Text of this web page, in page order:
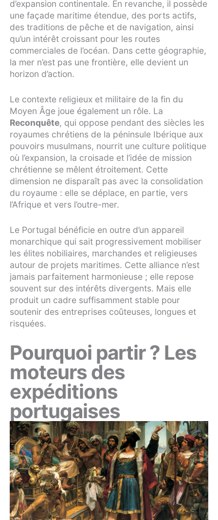
d’expansion continentale. En revanche, il possède
une façade maritime étendue, des ports actifs,
des traditions de pêche et de navigation, ainsi
qu’un intérêt croissant pour les routes
commerciales de l’océan. Dans cette géographie,
la mer n’est pas une frontière, elle devient un
horizon d’action.
Le contexte religieux et militaire de la fin du
Moyen Âge joue également un rôle. La
Reconquête, qui oppose pendant des siècles les
royaumes chrétiens de la péninsule Ibérique aux
pouvoirs musulmans, nourrit une culture politique
où l’expansion, la croisade et l’idée de mission
chrétienne se mêlent étroitement. Cette
dimension ne disparaît pas avec la consolidation
du royaume : elle se déplace, en partie, vers
l’Afrique et vers l’outre-mer.
Le Portugal bénéficie en outre d’un appareil
monarchique qui sait progressivement mobiliser
les élites nobiliaires, marchandes et religieuses
autour de projets maritimes. Cette alliance n’est
jamais parfaitement harmonieuse ; elle repose
souvent sur des intérêts divergents. Mais elle
produit un cadre suffisamment stable pour
soutenir des entreprises coûteuses, longues et
risquées.
Pourquoi partir ? Les
moteurs des
expéditions
portugaises